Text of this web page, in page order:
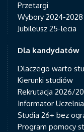
Przetargi
Wybory 2024-2028
Jubileusz 25-lecia
Dla kandydatów
Dlaczego warto
Kierunki studiów
Rekrutacja 2026/
Informator
Studia 26+ bez
Program pomocy